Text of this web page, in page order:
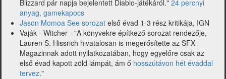
Blizzard pár napja bejelentett Diablo-játékáról." 24 percnyi
anyag, gamekapocs
Jason Momoa See sorozat első évad 1-3 rész kritikája, IGN
Vaják - Witcher - "A könyvekre építkező sorozat rendezője,
Lauren S. Hissrich hivatalosan is megerősítette az SFX
Magazinnak adott nyilatkozatában, hogy egyelőre csak az
első évad kapott zöld lámpát, ám ő hosszútávon hét évaddal
tervez."